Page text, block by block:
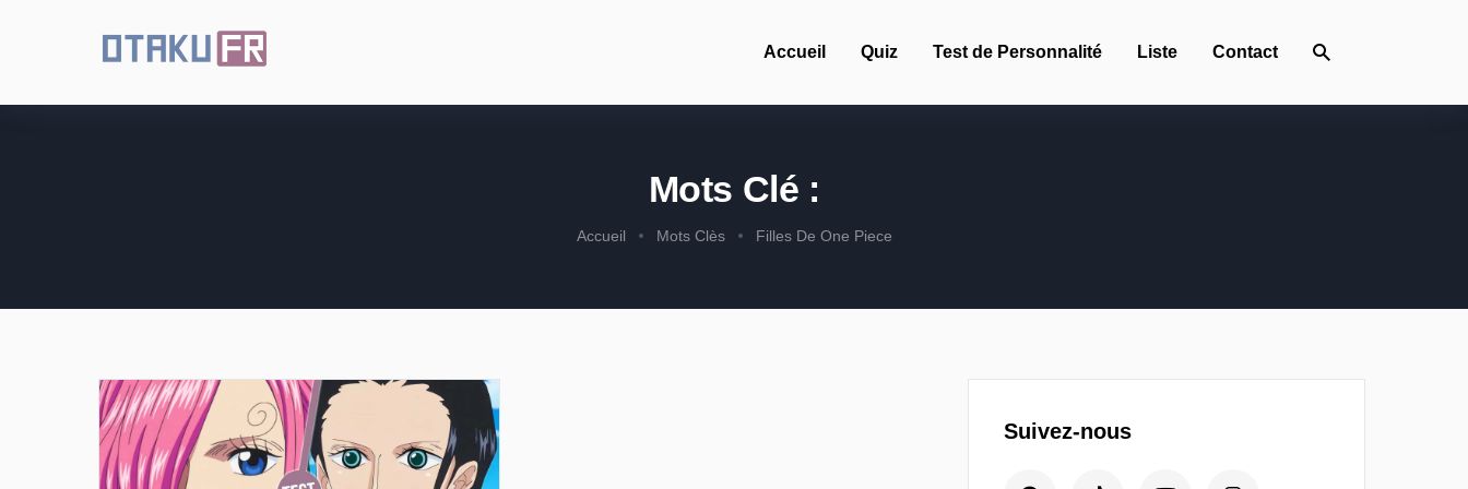
Accueil Quiz Test de Personnalité Liste Contact
Mots Clé :
Accueil Mots Clès Filles De One Piece
Suivez-nous